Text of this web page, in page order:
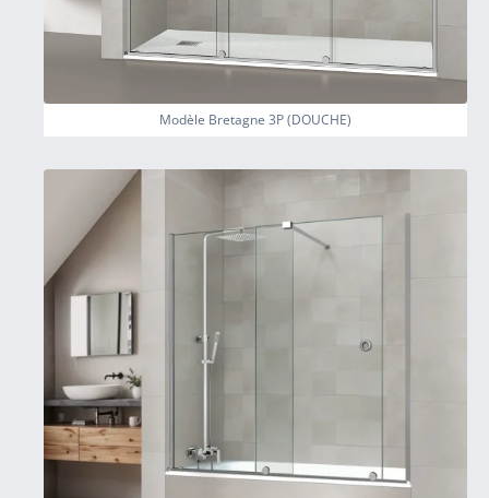
Modèle Bretagne 3P (DOUCHE)